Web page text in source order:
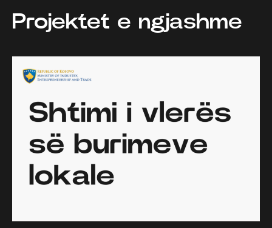
Projektet e ngjashme